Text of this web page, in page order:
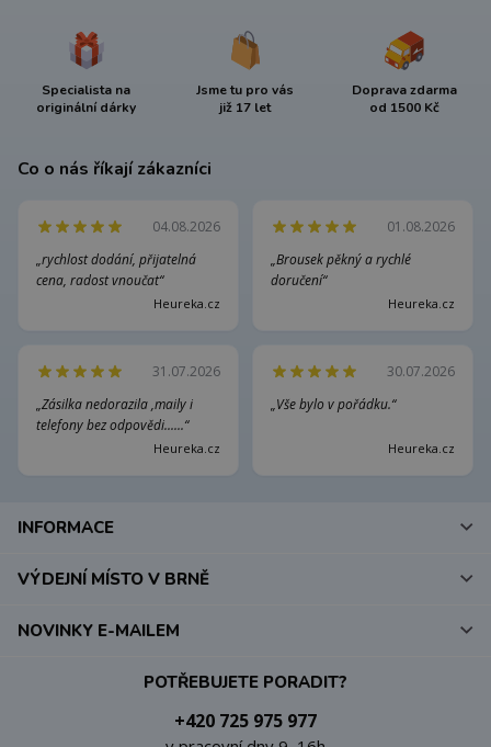
Specialista na
originální dárky
Jsme tu pro vás
již 17 let
Doprava zdarma
od 1500 Kč
Co o nás říkají zákazníci
04.08.2026
„rychlost dodání, přijatelná
cena, radost vnoučat“
Heureka.cz
01.08.2026
„Brousek pěkný a rychlé
doručení“
Heureka.cz
31.07.2026
„Zásilka nedorazila ,maily i
telefony bez odpovědi......“
Heureka.cz
30.07.2026
„Vše bylo v pořádku.“
Heureka.cz
INFORMACE
VÝDEJNÍ MÍSTO V BRNĚ
POTŘEBUJETE PORADIT?
+420 725 975 977
NOVINKY E-MAILEM